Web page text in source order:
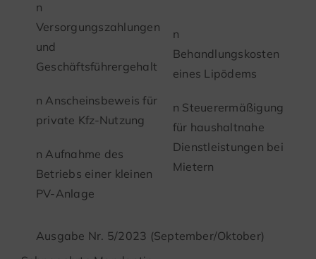
n
Versorgungszahlungen
und
Geschäftsführergehalt
n Anscheinsbeweis für
private Kfz-Nutzung
n Aufnahme des
Betriebs einer kleinen
PV-Anlage
n
Behandlungskosten
eines Lipödems
n Steuerermäßigung
für haushaltnahe
Dienstleistungen bei
Mietern
Ausgabe Nr. 5/2023 (September/Oktober)